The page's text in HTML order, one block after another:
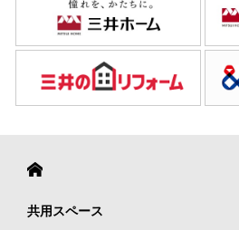
共用スペース